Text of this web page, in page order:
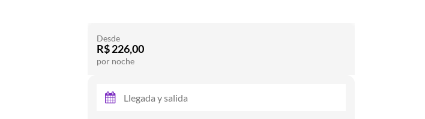
Desde
R$ 226,00
por noche